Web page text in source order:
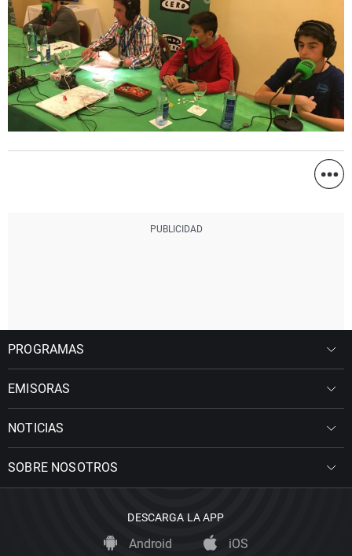
PROGRAMAS
EMISORAS
NOTICIAS
SOBRE NOSOTROS
DESCARGA LA APP
Android iOS